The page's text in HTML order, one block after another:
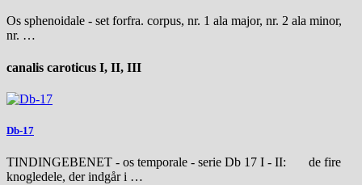
Os sphenoidale - set forfra. corpus, nr. 1 ala major, nr. 2 ala minor,
nr. …
canalis caroticus I, II, III
Db-17
TINDINGEBENET - os temporale - serie Db 17 I - II: de fire
knogledele, der indgår i …